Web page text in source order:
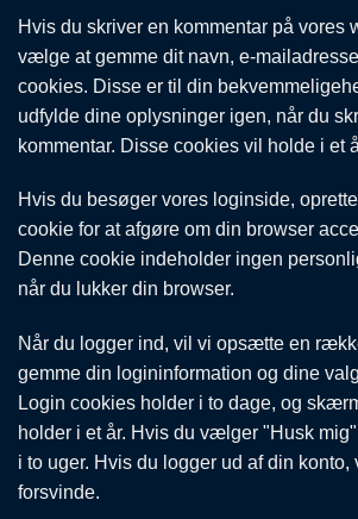
Hvis du skriver en kommentar på vores
vælge at gemme dit navn, e-
cookies. Disse er til din
udfylde dine oplysninger igen, når du
kommentar. Disse cookies vil holde i et
Hvis du besøger vores loginside,
cookie for at afgøre om din browser
Denne cookie indeholder ingen
når du lukker din browser.
Når du logger ind, vil vi opsætte en
gemme din logininformation og dine
Login cookies holder i to dage, og
holder i et år. Hvis du vælger "Husk
i to uger. Hvis du logger ud af din
forsvinde.